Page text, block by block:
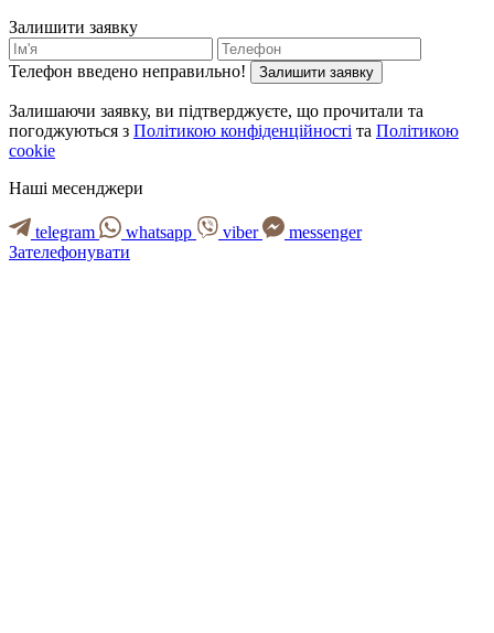
Залишити заявку
Телефон введено неправильно! Залишити заявку
Залишаючи заявку, ви підтверджуєте, що прочитали та
погоджуються з Політикою конфіденційності та Політикою
cookie
Наші месенджери
telegram whatsapp viber
messenger
Зателефонувати